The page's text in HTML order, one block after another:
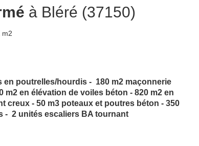
à Bléré (37150)
m2
en poutrelles/hourdis - 180 m2 maçonnerie
m2 en élévation de voiles béton - 820 m2 en
creux - 50 m3 poteaux et poutres béton - 350
- 2 unités escaliers BA tournant